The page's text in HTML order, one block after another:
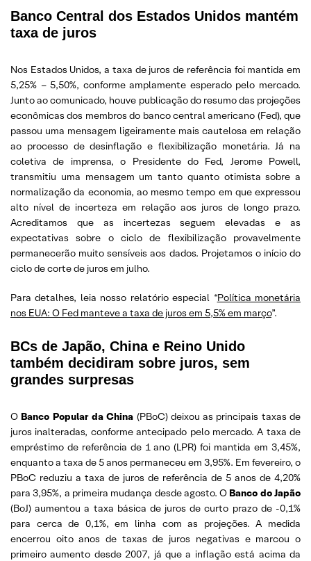
Banco Central dos Estados Unidos mantém
taxa de juros
Nos Estados Unidos, a taxa de juros de referência foi mantida em
5,25% – 5,50%, conforme amplamente esperado pelo mercado.
Junto ao comunicado, houve publicação do resumo das projeções
econômicas dos membros do banco central americano (Fed), que
passou uma mensagem ligeiramente mais cautelosa em relação
ao processo de desinflação e flexibilização monetária. Já na
coletiva de imprensa, o Presidente do Fed, Jerome Powell,
transmitiu uma mensagem um tanto quanto otimista sobre a
normalização da economia, ao mesmo tempo em que expressou
alto nível de incerteza em relação aos juros de longo prazo.
Acreditamos que as incertezas seguem elevadas e as
expectativas sobre o ciclo de flexibilização provavelmente
permanecerão muito sensíveis aos dados. Projetamos o início do
ciclo de corte de juros em julho.
Para detalhes, leia nosso relatório especial “Política monetária
nos EUA: O Fed manteve a taxa de juros em 5,5% em março”.
BCs de Japão, China e Reino Unido
também decidiram sobre juros, sem
grandes surpresas
O Banco Popular da China (PBoC) deixou as principais taxas de
juros inalteradas, conforme antecipado pelo mercado. A taxa de
empréstimo de referência de 1 ano (LPR) foi mantida em 3,45%,
enquanto a taxa de 5 anos permaneceu em 3,95%. Em fevereiro, o
PBoC reduziu a taxa de juros de referência de 5 anos de 4,20%
para 3,95%, a primeira mudança desde agosto. O Banco do Japão
(BoJ) aumentou a taxa básica de juros de curto prazo de -0,1%
para cerca de 0,1%, em linha com as projeções. A medida
encerrou oito anos de taxas de juros negativas e marcou o
primeiro aumento desde 2007, já que a inflação está acima da